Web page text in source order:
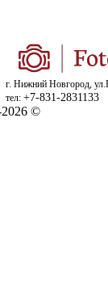
г. Нижний Новгород,
тел: +7-831-2831133
2026 ©